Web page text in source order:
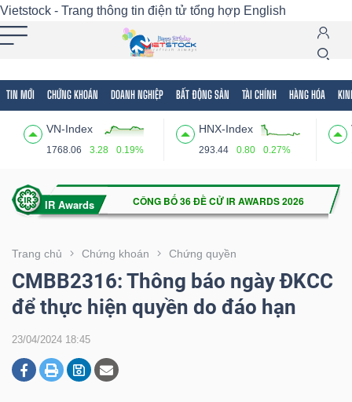
Vietstock - Trang thông tin điện tử tổng hợp English
TIN MỚI CHỨNG KHOÁN DOANH NGHIỆP BẤT ĐỘNG SẢN TÀI CHÍNH HÀNG HÓA
VN-Index
1768.06 3.28 0.19%
HNX-Index
293.44 0.80 0.27%
Trang chủ Chứng khoán Chứng quyền
CMBB2316: Thông báo ngày ĐKCC
để thực hiện quyền do đáo hạn
23/04/2024 18:45
Tất cả Tính năng Ngành Mã chứng khoán
Tính
(-)
VIETSTOCK
CHỨNG